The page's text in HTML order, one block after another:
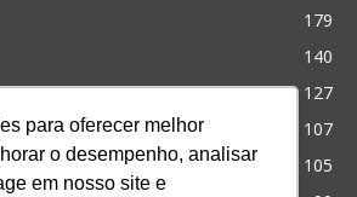
para oferecer melhor
o desempenho, analisar
em nosso site e
179
140
127
107
105